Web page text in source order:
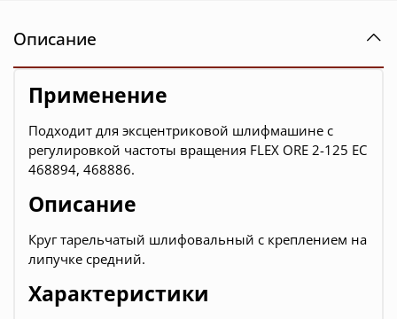
Описание
Применение
Подходит для эксцентриковой шлифмашине с
регулировкой частоты вращения FLEX ORE 2-125 EC
468894, 468886.
Описание
Круг тарельчатый шлифовальный с креплением на
липучке средний.
Характеристики